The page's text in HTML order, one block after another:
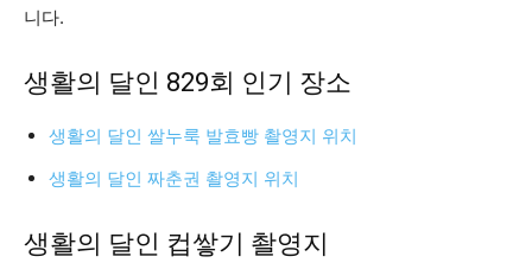
니다.
생활의 달인 829회 인기 장소
생활의 달인 쌀누룩 발효빵 촬영지 위치
생활의 달인 짜춘권 촬영지 위치
생활의 달인 컵쌓기 촬영지